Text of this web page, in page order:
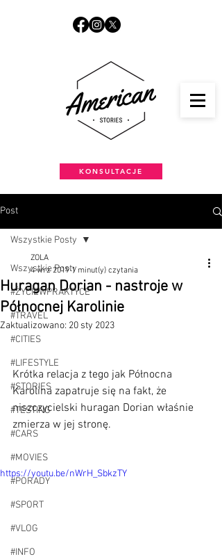
KONSULTACJE
Post
Wszystkie Posty
#ŻYCIEWPRAKTYCE
#TRAVEL
#CITIES
#LIFESTYLE
#STORIES
#TESTING
#CARS
#MOVIES
#PORADY
#SPORT
#VLOG
#INFO
Wszystkie Posty
Huragan Dorian - nastroje w
Północnej Karolinie
ZOLA
4 wrz 2019 1 minut(y) czytania
Zaktualizowano: 20 sty 2023
Krótka relacja z tego jak Północna
Karolina zapatruje się na fakt, że
niszczycielski huragan Dorian właśnie
zmierza w jej stronę.
https://youtu.be/nWrH_SbkzTY